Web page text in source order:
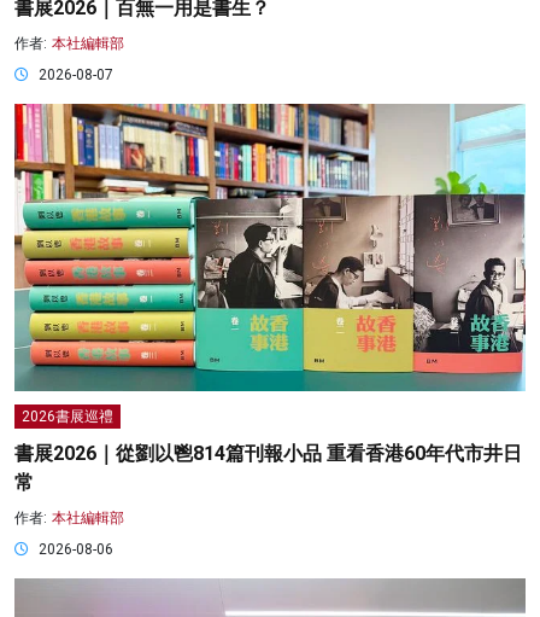
書展2026｜百無一用是書生？
作者: 本社編輯部
2026-08-07
2026書展巡禮
書展2026｜從劉以鬯814篇刊報小品 重看香港60年代市井日
常
作者: 本社編輯部
2026-08-06